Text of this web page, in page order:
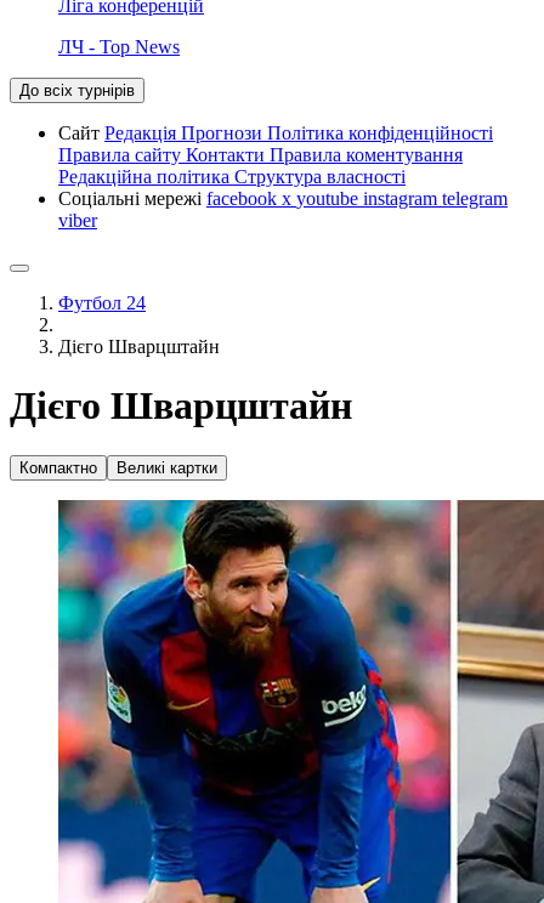
Ліга конференцій
ЛЧ - Top News
До всіх турнірів
Сайт Редакція Прогнози Політика конфіденційності
Правила сайту Контакти Правила коментування
Редакційна політика Структура власності
Соціальні мережі facebook x youtube instagram telegram
viber
Футбол 24
Дієго Шварцштайн
Дієго Шварцштайн
Компактно Великі картки